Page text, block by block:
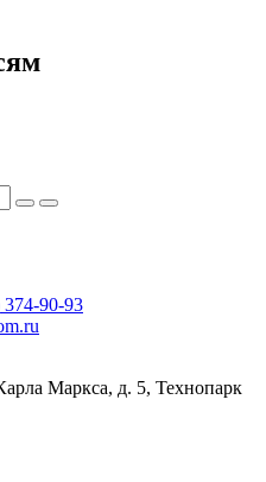
90-93
Маркса, д. 5, Технопарк